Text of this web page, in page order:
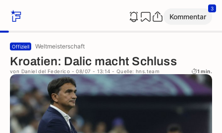
Kommentar
3
Offiziell Weltmeisterschaft
Kroatien: Dalic macht Schluss
von Daniel del Federico - 08/07 - 13:14 - Quelle: hns.team 1 min.